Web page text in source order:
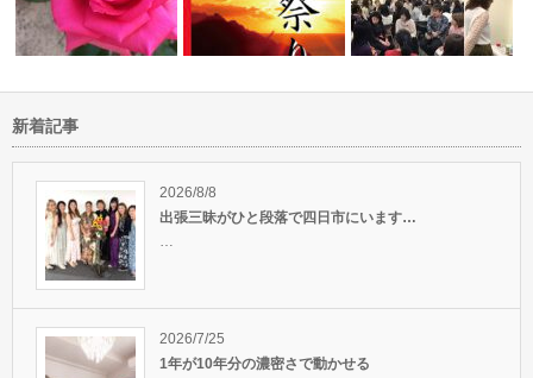
すサイク
1/18は伊勢神祭り～アートと癒自分を知ることは本当に面白疲れていても頑張っちゃ
新着記事
2026/8/8
出張三昧がひと段落で四日市にいます…
…
2026/7/25
1年が10年分の濃密さで動かせる